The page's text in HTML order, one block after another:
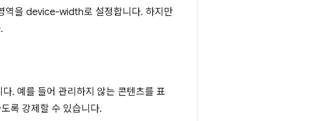
역을 device-width로 설정합니다. 하지만
. 예를 들어 관리하지 않는 콘텐츠를 표
록 강제할 수 있습니다.